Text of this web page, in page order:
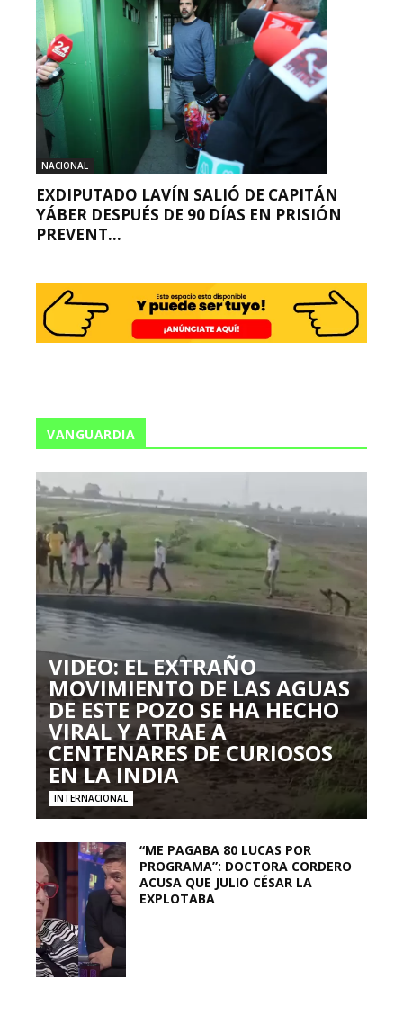
NACIONAL
EXDIPUTADO LAVÍN SALIÓ DE CAPITÁN
YÁBER DESPUÉS DE 90 DÍAS EN PRISIÓN
PREVENT...
VANGUARDIA
VIDEO: EL EXTRAÑO
MOVIMIENTO DE LAS AGUAS
DE ESTE POZO SE HA HECHO
VIRAL Y ATRAE A
CENTENARES DE CURIOSOS
EN LA INDIA
INTERNACIONAL
“ME PAGABA 80 LUCAS POR
PROGRAMA”: DOCTORA CORDERO
ACUSA QUE JULIO CÉSAR LA
EXPLOTABA